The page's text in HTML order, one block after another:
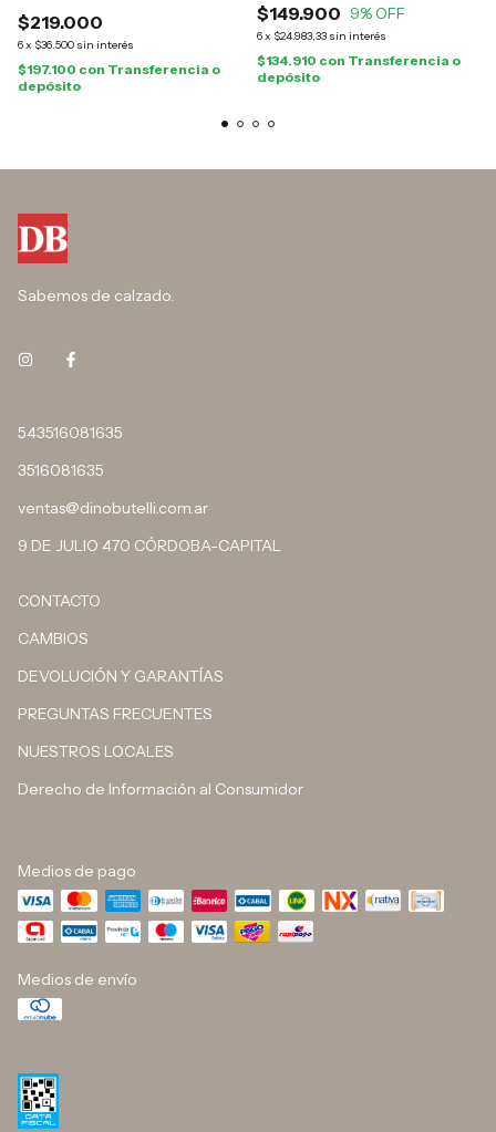
$219.000
6x $36.500 sin interés
$197.100 con Transferencia o
depósito
$149.900 9% OFF
6x $24.983,33 sin interés
$134.910 con Transferencia o
depósito
Sabemos de calzado.
543516081635
3516081635
ventas@dinobutelli.com.ar
9 DE JULIO 470 CÓRDOBA-CAPITAL
CONTACTO
CAMBIOS
DEVOLUCIÓN Y GARANTÍAS
PREGUNTAS FRECUENTES
NUESTROS LOCALES
Derecho de Información al Consumidor
Medios de pago
Medios de envío